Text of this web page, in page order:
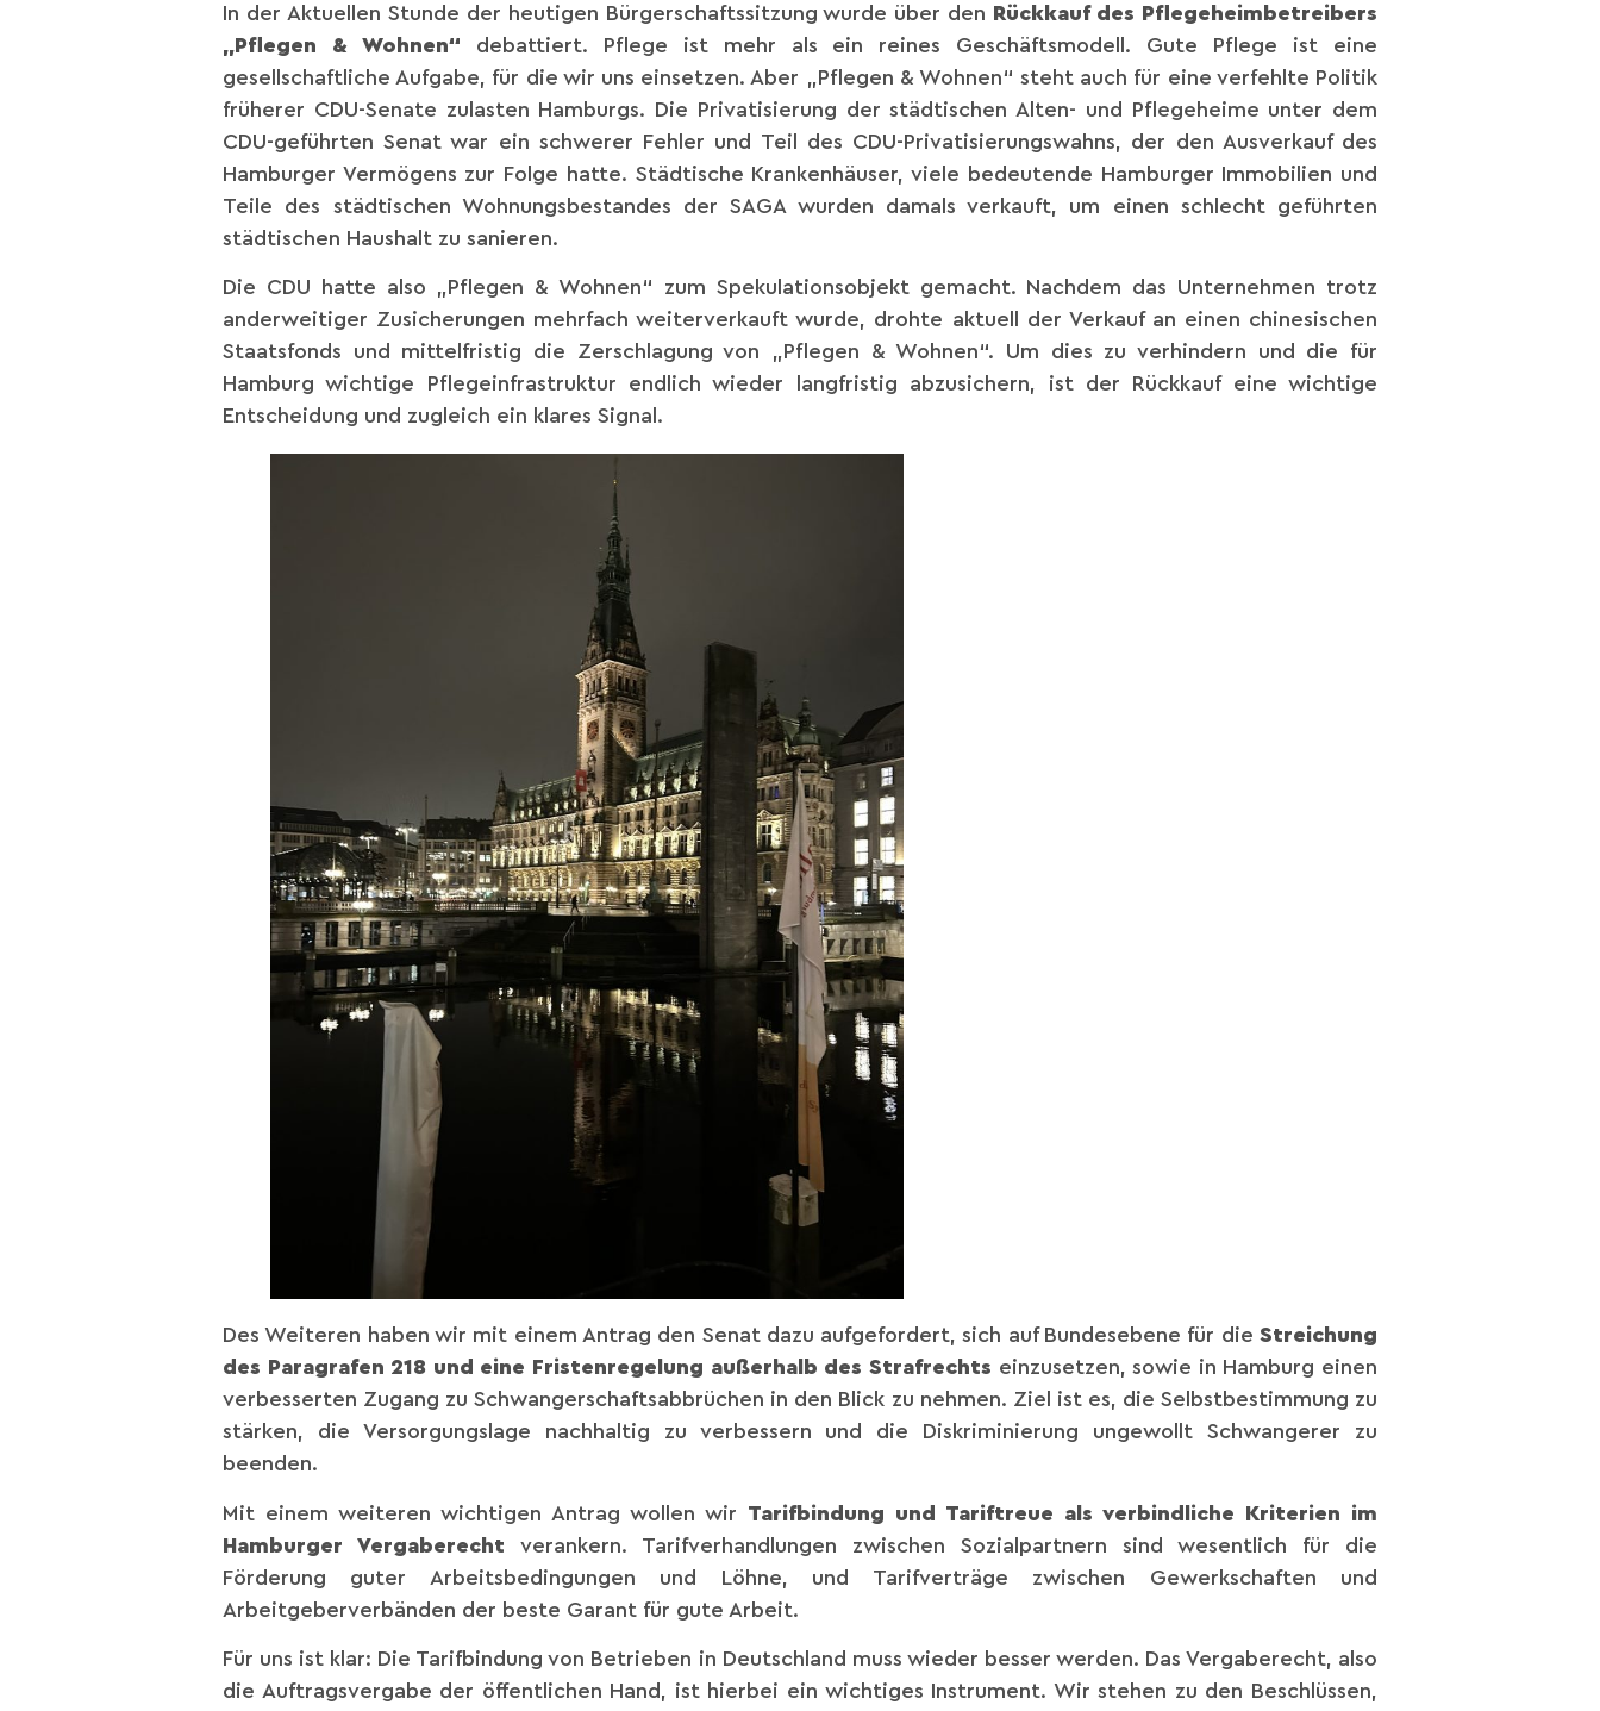
In der Aktuellen Stunde der heutigen Bürgerschaftssitzung wurde über den Rückkauf des Pflegeheimbetreibers
„Pflegen & Wohnen“ debattiert. Pflege ist mehr als ein reines Geschäftsmodell. Gute Pflege ist eine
gesellschaftliche Aufgabe, für die wir uns einsetzen. Aber „Pflegen & Wohnen“ steht auch für eine verfehlte Politik
früherer CDU-Senate zulasten Hamburgs. Die Privatisierung der städtischen Alten- und Pflegeheime unter dem
CDU-geführten Senat war ein schwerer Fehler und Teil des CDU-Privatisierungswahns, der den Ausverkauf des
Hamburger Vermögens zur Folge hatte. Städtische Krankenhäuser, viele bedeutende Hamburger Immobilien und
Teile des städtischen Wohnungsbestandes der SAGA wurden damals verkauft, um einen schlecht geführten
städtischen Haushalt zu sanieren.
Die CDU hatte also „Pflegen & Wohnen“ zum Spekulationsobjekt gemacht. Nachdem das Unternehmen trotz
anderweitiger Zusicherungen mehrfach weiterverkauft wurde, drohte aktuell der Verkauf an einen chinesischen
Staatsfonds und mittelfristig die Zerschlagung von „Pflegen & Wohnen“. Um dies zu verhindern und die für
Hamburg wichtige Pflegeinfrastruktur endlich wieder langfristig abzusichern, ist der Rückkauf eine wichtige
Entscheidung und zugleich ein klares Signal.
Des Weiteren haben wir mit einem Antrag den Senat dazu aufgefordert, sich auf Bundesebene für die Streichung
des Paragrafen 218 und eine Fristenregelung außerhalb des Strafrechts einzusetzen, sowie in Hamburg einen
verbesserten Zugang zu Schwangerschaftsabbrüchen in den Blick zu nehmen. Ziel ist es, die Selbstbestimmung zu
stärken, die Versorgungslage nachhaltig zu verbessern und die Diskriminierung ungewollt Schwangerer zu
beenden.
Mit einem weiteren wichtigen Antrag wollen wir Tarifbindung und Tariftreue als verbindliche Kriterien im
Hamburger Vergaberecht verankern. Tarifverhandlungen zwischen Sozialpartnern sind wesentlich für die
Förderung guter Arbeitsbedingungen und Löhne, und Tarifverträge zwischen Gewerkschaften und
Arbeitgeberverbänden der beste Garant für gute Arbeit.
Für uns ist klar: Die Tarifbindung von Betrieben in Deutschland muss wieder besser werden. Das Vergaberecht, also
die Auftragsvergabe der öffentlichen Hand, ist hierbei ein wichtiges Instrument. Wir stehen zu den Beschlüssen,